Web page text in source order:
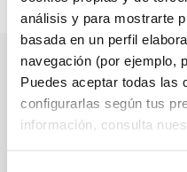
análisis y para mostrarte
basada en un perfil
navegación (por ejemplo,
Puedes aceptar todas las
configurarlas según tus
información, consulta
Tienda de
También